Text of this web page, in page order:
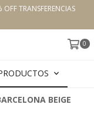
TRANSFERENCIAS
0
BEIGE